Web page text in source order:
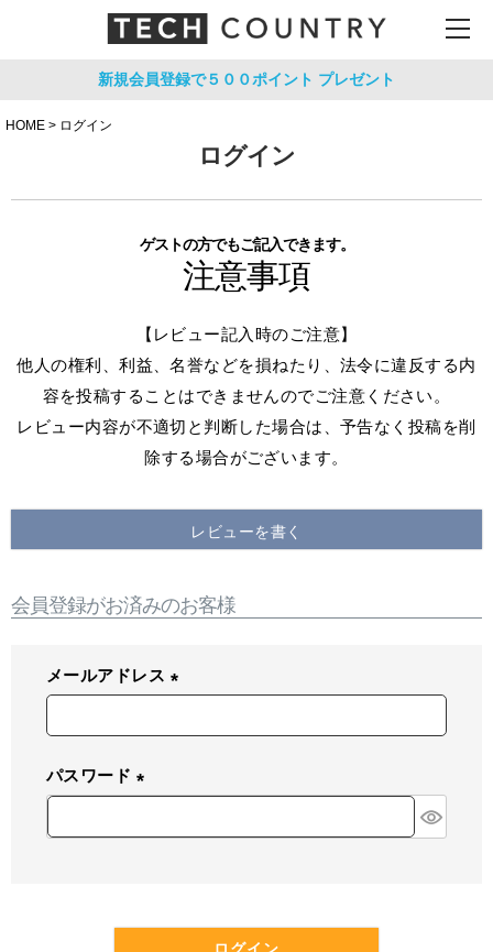
新規会員登録で５００ポイント プレゼント
HOME ログイン
ログイン
ゲストの方でもご記入できます。
注意事項
【レビュー記入時のご注意】
他人の権利、利益、名誉などを損ねたり、法令に違反する内
容を投稿することはできませんのでご注意ください。
レビュー内容が不適切と判断した場合は、予告なく投稿を削
除する場合がございます。
レビューを書く
会員登録がお済みのお客様
メールアドレス
必
パスワード
必